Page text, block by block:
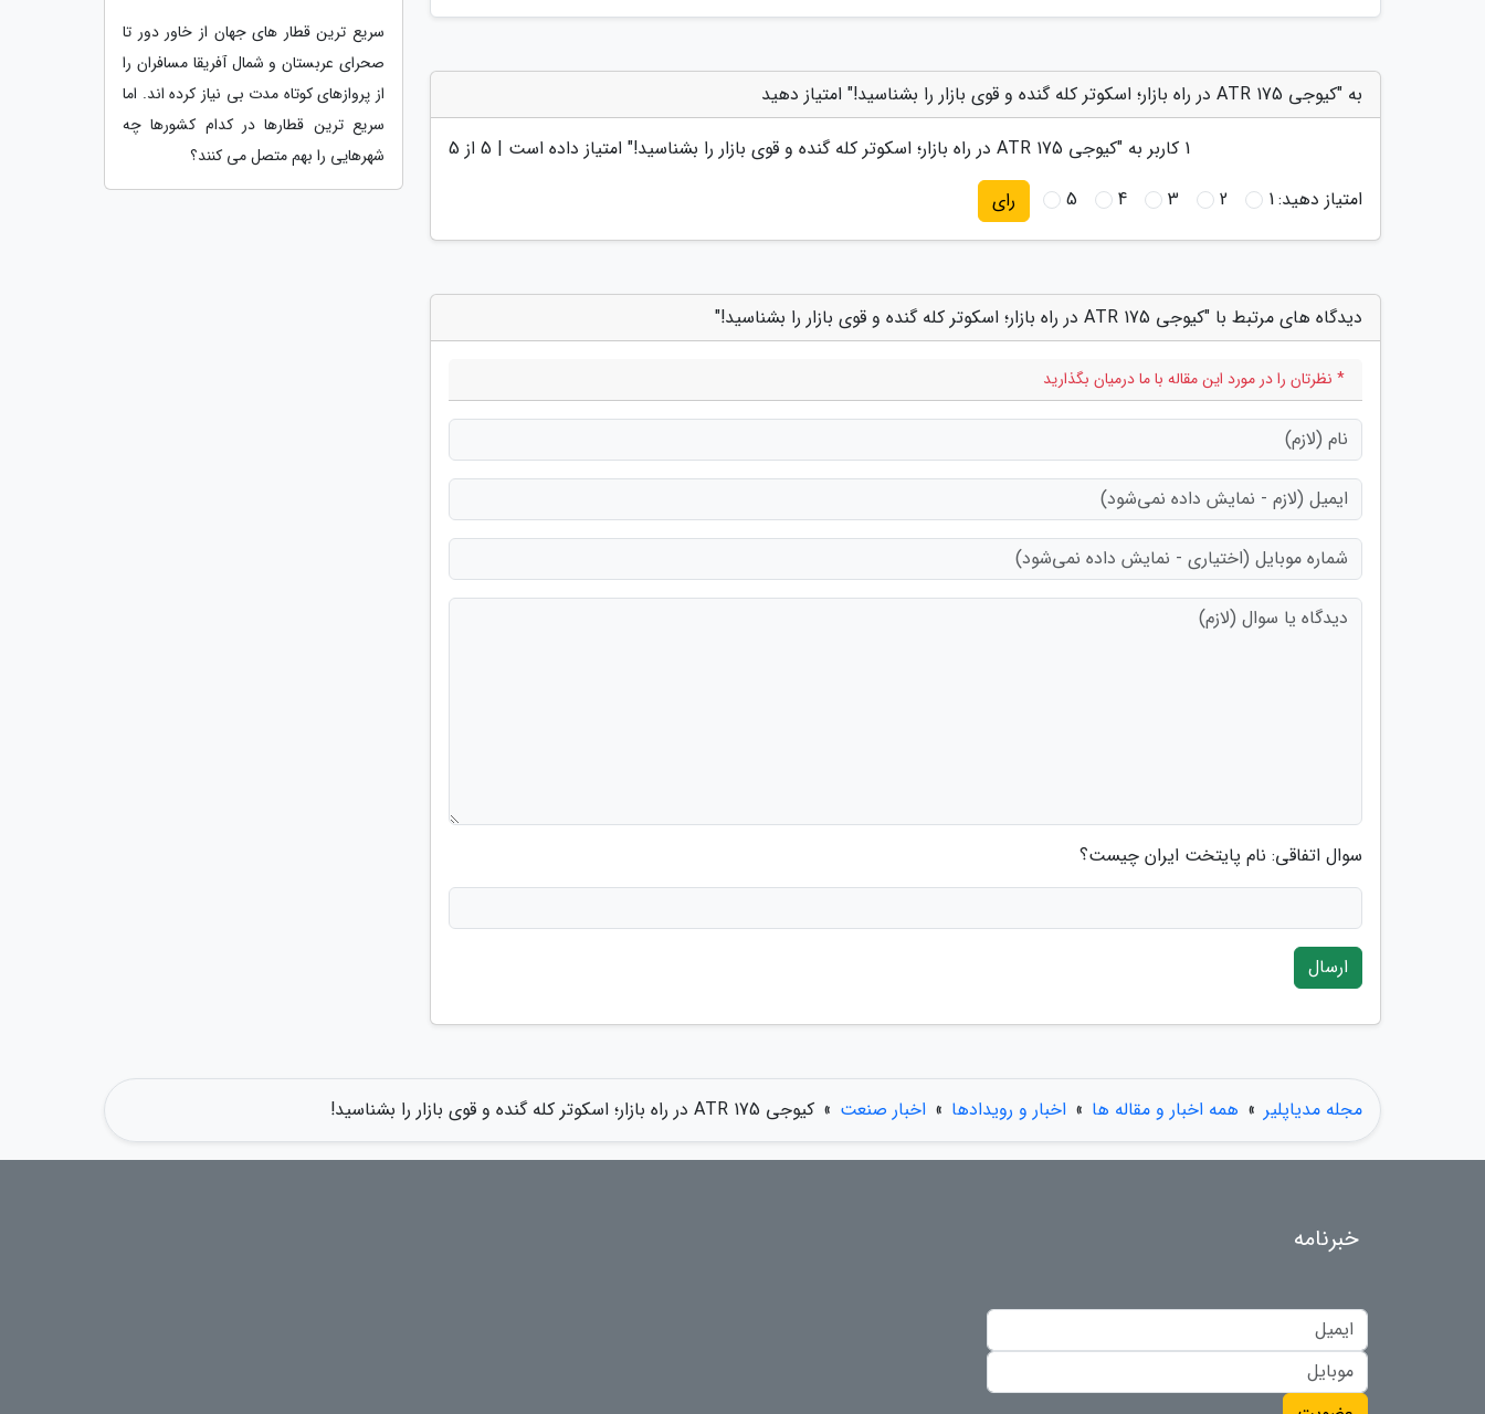
به "کیوجی ATR 175 در راه بازار؛ اسکوتر کله گنده و قوی بازار را بشناسید!" امتیاز دهید
1 کاربر به "کیوجی ATR 175 در راه بازار؛ اسکوتر کله گنده و قوی بازار را بشناسید! " امتیاز داده است | 5 از 5
امتیاز دهید:1
2
3
4
5 رای
دیدگاه های مرتبط با "کیوجی ATR 175 در راه بازار؛ اسکوتر کله گنده و قوی بازار را بشناسید!"
* نظرتان را در مورد این مقاله با ما درمیان بگذارید
سوال اتفاقی: نام پایتخت ایران چیست؟
ارسال
سریع ترین قطار های جهان از خاور دور تا
صحرای عربستان و شمال آفریقا مسافران را
از پروازهای کوتاه مدت بی نیاز کرده اند. اما
سریع ترین قطارها در کدام کشورها چه
شهرهایی را بهم متصل می کنند؟
مجله مدیاپلیر » همه اخبار و مقاله ها » اخبار و رویدادها » اخبار صنعت » کیوجی ATR 175 در راه بازار؛ اسکوتر کله گنده و قوی بازار را بشناسید!
خبرنامه